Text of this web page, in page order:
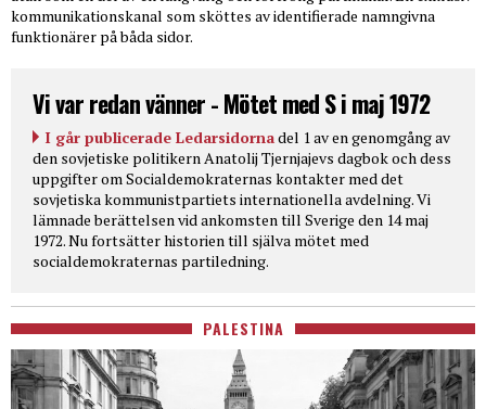
kommunikationskanal som sköttes av identifierade namngivna
funktionärer på båda sidor.
Vi var redan vänner - Mötet med S i maj 1972
I går publicerade Ledarsidornadel 1 av en genomgång av
den sovjetiske politikern Anatolij Tjernjajevs dagbok och dess
uppgifter om Socialdemokraternas kontakter med det
sovjetiska kommunistpartiets internationella avdelning. Vi
lämnade berättelsen vid ankomsten till Sverige den 14 maj
1972. Nu fortsätter historien till själva mötet med
socialdemokraternas partiledning.
PALESTINA